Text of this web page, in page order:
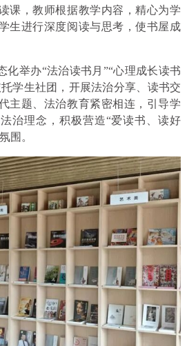
课，教师根据教学内容，精心为学
生进行深度阅读与思考，使书屋成
化举办“法治读书月”“心理成长读书
学生社团，开展法治分享、读书交
主题、法治教育紧密相连，引导学
治理念，积极营造“爱读书、读好
围。